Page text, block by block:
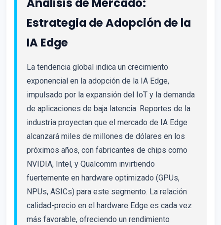
Estrategia de Adopción de la
IA Edge
La tendencia global indica un crecimiento
exponencial en la adopción de la IA Edge,
impulsado por la expansión del IoT y la demanda
de aplicaciones de baja latencia. Reportes de la
industria proyectan que el mercado de IA Edge
alcanzará miles de millones de dólares en los
próximos años, con fabricantes de chips como
NVIDIA, Intel, y Qualcomm invirtiendo
fuertemente en hardware optimizado (GPUs,
NPUs, ASICs) para este segmento. La relación
calidad-precio en el hardware Edge es cada vez
más favorable, ofreciendo un rendimiento